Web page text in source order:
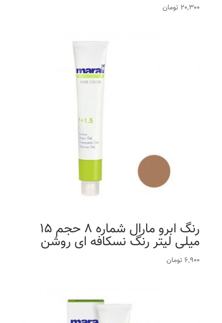
20,300 تومان
رنگ ابرو مارال شماره 8 حجم 15
میلی لیتر رنگ نسکافه ای روشن
6,900 تومان